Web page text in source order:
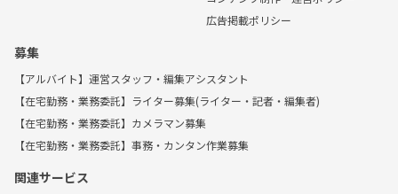
広告掲載ポリシー
募集
【アルバイト】運営スタッフ・編集アシスタント
【在宅勤務・業務委託】ライター募集(ライター・記者・編集者)
【在宅勤務・業務委託】カメラマン募集
【在宅勤務・業務委託】事務・カンタン作業募集
関連サービス